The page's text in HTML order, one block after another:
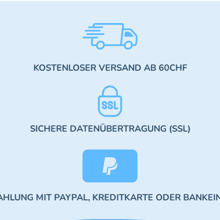
KOSTENLOSER VERSAND AB 60CHF
SICHERE DATENÜBERTRAGUNG (SSL)
MIT PAYPAL, KREDITKARTE ODER